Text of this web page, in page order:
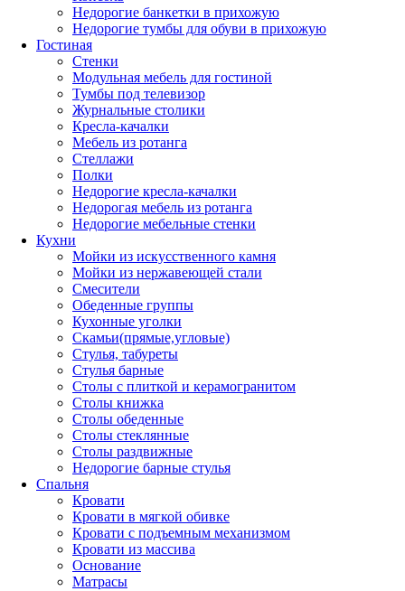
Недорогие банкетки в прихожую
Недорогие тумбы для обуви в прихожую
Гостиная
Стенки
Модульная мебель для гостиной
Тумбы под телевизор
Журнальные столики
Кресла-качалки
Мебель из ротанга
Стеллажи
Полки
Недорогие кресла-качалки
Недорогая мебель из ротанга
Недорогие мебельные стенки
Кухни
Мойки из искусственного камня
Мойки из нержавеющей стали
Смесители
Обеденные группы
Кухонные уголки
Скамьи(прямые,угловые)
Стулья, табуреты
Стулья барные
Столы с плиткой и керамогранитом
Столы книжка
Столы обеденные
Столы стеклянные
Столы раздвижные
Недорогие барные стулья
Спальня
Кровати
Кровати в мягкой обивке
Кровати с подъемным механизмом
Кровати из массива
Основание
Матрасы